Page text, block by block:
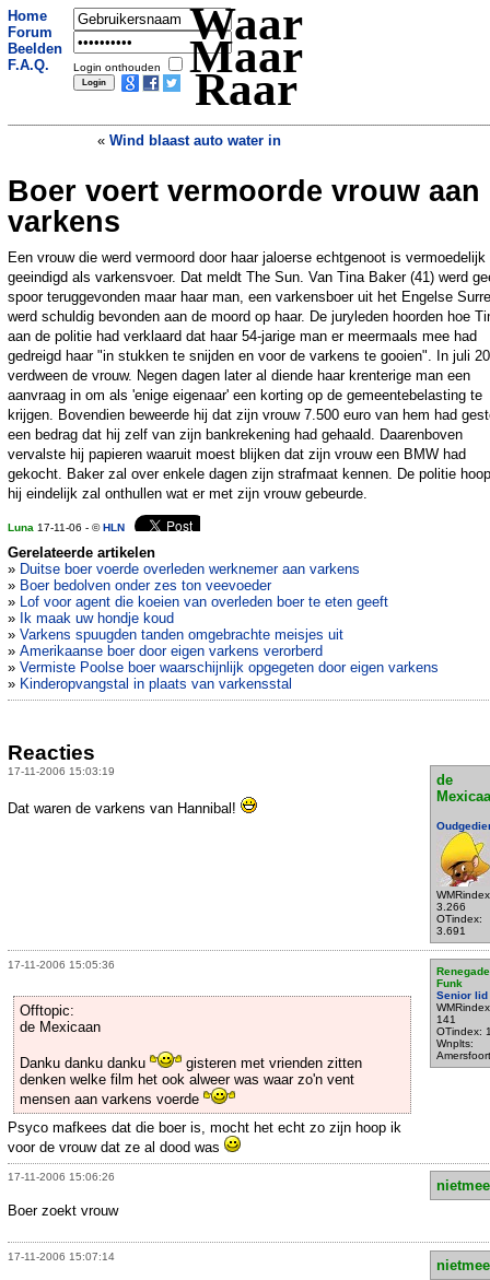
Home
Forum
Beelden
F.A.Q.
Login onthouden
Waar
Maar
Raar
« Wind blaast auto water in
Zelfmoord door puistjes »
Boer voert vermoorde vrouw aan
varkens
Een vrouw die werd vermoord door haar jaloerse echtgenoot is vermoedelijk
geeindigd als varkensvoer. Dat meldt The Sun. Van Tina Baker (41) werd
spoor teruggevonden maar haar man, een varkensboer uit het Engelse
werd schuldig bevonden aan de moord op haar. De juryleden hoorden hoe
aan de politie had verklaard dat haar 54-jarige man er meermaals mee had
gedreigd haar "in stukken te snijden en voor de varkens te gooien". In juli
verdween de vrouw. Negen dagen later al diende haar krenterige man een
aanvraag in om als 'enige eigenaar' een korting op de gemeentebelasting te
krijgen. Bovendien beweerde hij dat zijn vrouw 7.500 euro van hem had
een bedrag dat hij zelf van zijn bankrekening had gehaald. Daarenboven
vervalste hij papieren waaruit moest blijken dat zijn vrouw een BMW had
gekocht. Baker zal over enkele dagen zijn strafmaat kennen. De politie
hij eindelijk zal onthullen wat er met zijn vrouw gebeurde.
Luna 17-11-06 - ©HLN
Gerelateerde artikelen
» Duitse boer voerde overleden werknemer aan varkens
» Boer bedolven onder zes ton veevoeder
» Lof voor agent die koeien van overleden boer te eten geeft
»
Ik maak uw hondje koud
» Varkens spuugden tanden omgebrachte meisjes uit
» Amerikaanse boer door eigen varkens verorberd
» Vermiste Poolse boer waarschijnlijk opgegeten door eigen varkens
» Kinderopvangstal in plaats van varkensstal
Reacties
17-11-2006 15:03:19
de
3.266
OTindex:
3.691
Dat waren de varkens van Hannibal!
17-11-2006 15:05:36
Funk
Senior lid
141
OTindex:
Wnplts:
Amersfoort
Offtopic:
de Mexicaan
Danku danku danku
gisteren met vrienden zitten
denken welke film het ook alweer was waar zo'n vent
mensen aan varkens voerde
Psyco mafkees dat die boer is, mocht het echt zo zijn hoop ik
voor de vrouw dat ze al dood was
17-11-2006 15:06:26
Boer zoekt vrouw
17-11-2006 15:07:14